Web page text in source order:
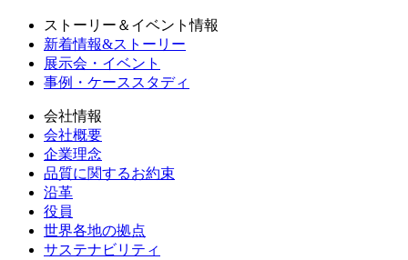
ストーリー＆イベント情報
新着情報&ストーリー
展示会・イベント
事例・ケーススタディ
会社情報
会社概要
企業理念
品質に関するお約束
沿革
役員
世界各地の拠点
サステナビリティ